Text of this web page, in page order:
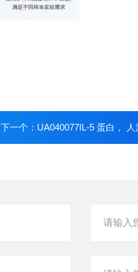
下一个： UA040077IL-5 蛋白， 人